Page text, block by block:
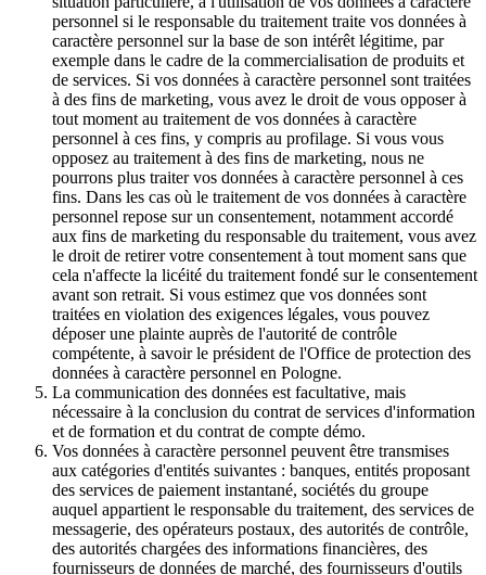
personnel si le responsable du traitement traite vos données à
caractère personnel sur la base de son intérêt légitime, par
exemple dans le cadre de la commercialisation de produits et
de services. Si vos données à caractère personnel sont traitées
à des fins de marketing, vous avez le droit de vous opposer à
tout moment au traitement de vos données à caractère
personnel à ces fins, y compris au profilage. Si vous vous
opposez au traitement à des fins de marketing, nous ne
pourrons plus traiter vos données à caractère personnel à ces
fins. Dans les cas où le traitement de vos données à caractère
personnel repose sur un consentement, notamment accordé
aux fins de marketing du responsable du traitement, vous avez
le droit de retirer votre consentement à tout moment sans que
cela n'affecte la licéité du traitement fondé sur le consentement
avant son retrait. Si vous estimez que vos données sont
traitées en violation des exigences légales, vous pouvez
déposer une plainte auprès de l'autorité de contrôle
compétente, à savoir le président de l'Office de protection des
données à caractère personnel en Pologne.
La communication des données est facultative, mais
nécessaire à la conclusion du contrat de services d'information
et de formation et du contrat de compte démo.
Vos données à caractère personnel peuvent être transmises
aux catégories d'entités suivantes : banques, entités proposant
des services de paiement instantané, sociétés du groupe
auquel appartient le responsable du traitement, des services de
messagerie, des opérateurs postaux, des autorités de contrôle,
des autorités chargées des informations financières, des
fournisseurs de données de marché, des fournisseurs d'outils